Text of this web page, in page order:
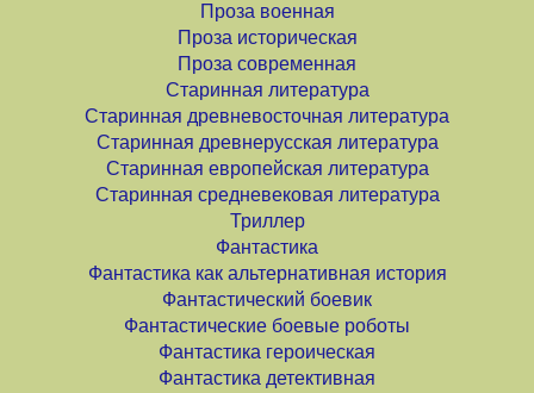
Проза военная
Проза историческая
Проза современная
Старинная литература
Старинная древневосточная литература
Старинная древнерусская литература
Старинная европейская литература
Старинная средневековая литература
Триллер
Фантастика
Фантастика как альтернативная история
Фантастический боевик
Фантастические боевые роботы
Фантастика героическая
Фантастика детективная